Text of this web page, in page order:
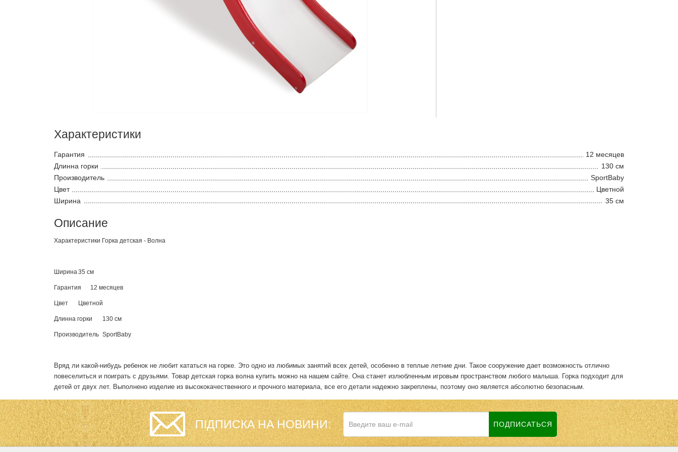
Характеристики
Гарантия
12 месяцев
Длинна горки
130 см
Производитель
SportBaby
Цвет
Цветной
Ширина
35 см
Описание
Характеристики Горка детская - Волна
Ширина35 см
Гарантия 12 месяцев
Цвет Цветной
Длинна горки 130 см
Производитель SportBaby
Вряд ли какой-нибудь ребенок не любит кататься на горке. Это одно из любимых занятий всех детей, особенно в теплые летние дни. Такое сооружение дает возможность отлично
повеселиться и поиграть с друзьями. Товар детская горка волна купить можно на нашем сайте. Она станет излюбленным игровым пространством любого малыша. Горка подходит для
детей от двух лет. Выполнено изделие из высококачественного и прочного материала, все его детали надежно закреплены, поэтому оно является абсолютно безопасным.
ПІДПИСКА НА НОВИНИ: ПОДПИСАТЬСЯ